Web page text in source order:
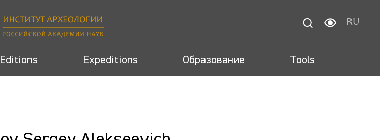
RU
Editions Expeditions Образование Tools